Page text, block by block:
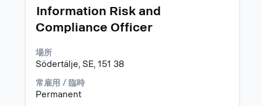
し
ま
す。
表
示
す
に
は、
Space
キ
ー
タ
ト
Information Risk and
Compliance Officer
場所
Södertälje, SE, 151 38
常雇用 / 臨時
Permanent
求
情
の
全
コ
ン